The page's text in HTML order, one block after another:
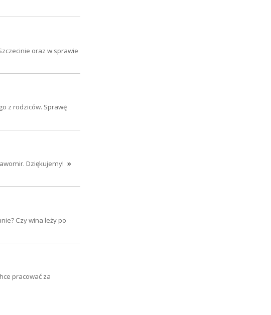
oraz w sprawie
z rodziców. Sprawę
Dziękujemy! »
Czy wina leży po
pracować za